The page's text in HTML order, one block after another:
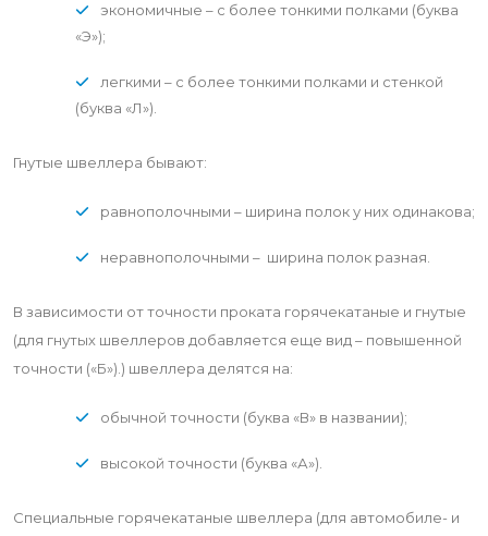
экономичные – с более тонкими полками (буква
«Э»);
легкими – с более тонкими полками и стенкой
(буква «Л»).
Гнутые швеллера бывают:
равнополочными – ширина полок у них одинакова;
неравнополочными – ширина полок разная.
В зависимости от точности проката горячекатаные и гнутые
(для гнутых швеллеров добавляется еще вид – повышенной
точности («Б»).) швеллера делятся на:
обычной точности (буква «В» в названии);
высокой точности (буква «А»).
Специальные горячекатаные швеллера (для автомобиле- и